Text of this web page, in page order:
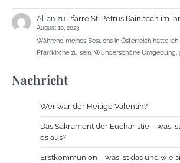
Allan zu Pfarre St. Petrus Rainbach im
August 10, 2023
Während meines Besuchs in Österreich hatte
Pfarrkirche zu sein. Wunderschöne Umgebung,
Nachricht
Wer war der Heilige Valentin?
Das Sakrament der Eucharistie – was
es aus?
Erstkommunion – was ist das und wie